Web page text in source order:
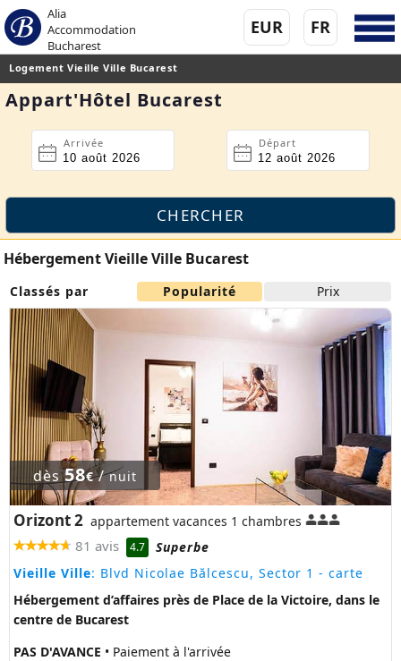
Alia
Accommodation
Bucharest
FR
EUR
Logement Vieille Ville Bucarest
Appart'Hôtel Bucarest
Arrivée Départ
Hébergement Vieille Ville Bucarest
Classés par Popularité Prix
dès58€/nuit
Orizont 2 appartement vacances 1 chambres
81 avis 4.7
Superbe
Vieille Ville: Blvd Nicolae Bălcescu, Sector 1 - carte
Hébergement d’affaires près de Place de la Victoire, dans le
centre de Bucarest
PAS D'AVANCE • Paiement à l'arrivée